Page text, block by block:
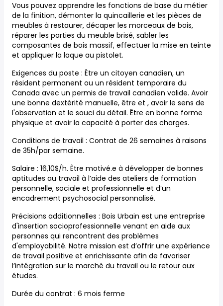
Vous pouvez apprendre les fonctions de base du métier
de la finition, démonter la quincaillerie et les pièces de
meubles à restaurer, décaper les morceaux de bois,
réparer les parties du meuble brisé, sabler les
composantes de bois massif, effectuer la mise en teinte
et appliquer la laque au pistolet.
Exigences du poste : Être un citoyen canadien, un
résident permanent ou un résident temporaire du
Canada avec un permis de travail canadien valide. Avoir
une bonne dextérité manuelle, être et , avoir le sens de
l'observation et le souci du détail. Être en bonne forme
physique et avoir la capacité à porter des charges.
Conditions de travail : Contrat de 26 semaines à raisons
de 35h/par semaine.
Salaire : 16,10$/h. Être motivé.e à développer de bonnes
aptitudes au travail à l’aide des ateliers de formation
personnelle, sociale et professionnelle et d’un
encadrement psychosocial personnalisé.
Précisions additionnelles : Bois Urbain est une entreprise
d'insertion socioprofessionnelle venant en aide aux
personnes qui rencontrent des problèmes
d'employabilité. Notre mission est d’offrir une expérience
de travail positive et enrichissante afin de favoriser
l’intégration sur le marché du travail ou le retour aux
études.
Durée du contrat : 6 mois ferme